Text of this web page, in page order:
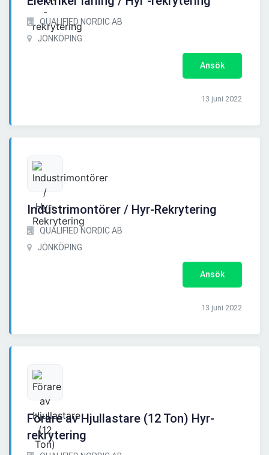
QUALIFIED NORDIC AB
JÖNKÖPING
Ansök
13 juni 2022
Industrimontörer / Hyr-Rekrytering
QUALIFIED NORDIC AB
JÖNKÖPING
Ansök
13 juni 2022
Förare av Hjullastare (12 Ton) Hyr-
rekrytering